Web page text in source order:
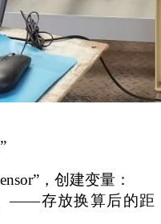
，创建变量：
）——存放换算后的距